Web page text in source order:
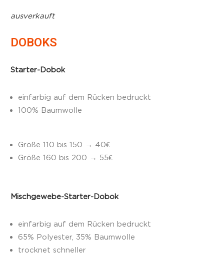
ausverkauft
DOBOKS
Starter-Dobok
einfarbig auf dem Rücken bedruckt
100% Baumwolle
Größe 110 bis 150 → 40€
Größe 160 bis 200 → 55€
Mischgewebe-Starter-Dobok
einfarbig auf dem Rücken bedruckt
65% Polyester, 35% Baumwolle
trocknet schneller